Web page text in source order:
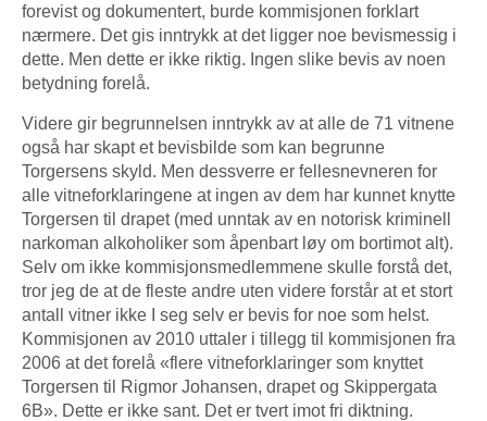
forevist og dokumentert, burde kommisjonen forklart
nærmere. Det gis inntrykk at det ligger noe bevismessig i
dette. Men dette er ikke riktig. Ingen slike bevis av noen
betydning forelå.
Videre gir begrunnelsen inntrykk av at alle de 71 vitnene
også har skapt et bevisbilde som kan begrunne
Torgersens skyld. Men dessverre er fellesnevneren for
alle vitneforklaringene at ingen av dem har kunnet knytte
Torgersen til drapet (med unntak av en notorisk kriminell
narkoman alkoholiker som åpenbart løy om bortimot alt).
Selv om ikke kommisjonsmedlemmene skulle forstå det,
tror jeg de at de fleste andre uten videre forstår at et stort
antall vitner ikke I seg selv er bevis for noe som helst.
Kommisjonen av 2010 uttaler i tillegg til kommisjonen fra
2006 at det forelå «flere vitneforklaringer som knyttet
Torgersen til Rigmor Johansen, drapet og Skippergata
6B». Dette er ikke sant. Det er tvert imot fri diktning.